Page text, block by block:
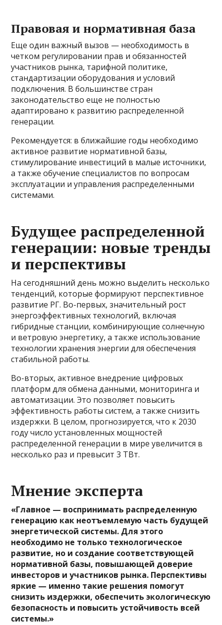
Правовая и нормативная база
Еще один важный вызов — необходимость в
четком регулировании прав и обязанностей
участников рынка, тарифной политике,
стандартизации оборудования и условий
подключения. В большинстве стран
законодательство еще не полностью
адаптировано к развитию распределенной
генерации.
Рекомендуется: в ближайшие годы необходимо
активное развитие нормативной базы,
стимулирование инвестиций в малые источники,
а также обучение специалистов по вопросам
эксплуатации и управления распределенными
системами.
Будущее распределенной
генерации: новые тренды
и перспективы
На сегодняшний день можно выделить несколько
тенденций, которые формируют перспективное
развитие РГ. Во-первых, значительный рост
энергоэффективных технологий, включая
гибридные станции, комбинирующие солнечную
и ветровую энергетику, а также использование
технологии хранения энергии для обеспечения
стабильной работы.
Во-вторых, активное внедрение цифровых
платформ для обмена данными, мониторинга и
автоматизации. Это позволяет повысить
эффективность работы систем, а также снизить
издержки. В целом, прогнозируется, что к 2030
году число установленных мощностей
распределенной генерации в мире увеличится в
несколько раз и превысит 3 ТВт.
Мнение эксперта
«Главное — воспринимать распределенную
генерацию как неотъемлемую часть будущей
энергетической системы. Для этого
необходимо не только технологическое
развитие, но и создание соответствующей
нормативной базы, повышающей доверие
инвесторов и участников рынка. Перспективы
яркие — именно такие решения помогут
снизить издержки, обеспечить экологическую
безопасность и повысить устойчивость всей
системы.»